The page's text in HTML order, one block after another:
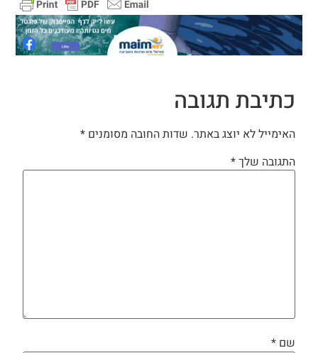
כתיבת תגובה
האימייל לא יוצג באתר. שדות החובה מסומנים *
התגובה שלך*
שם *